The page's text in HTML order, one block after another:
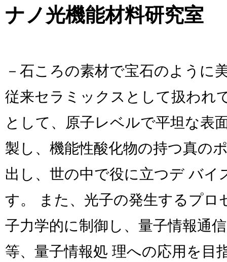
ナノ光機能材料研究室
－石ころの素材で宝石のように
従来セラミックスとして扱われ
として、原子レベルで平坦な表
製し、機能性酸化物の持つ真の
出し、世の中で役に立つデ バイ
す。 また、光子の発生するプロ
子力学的に制御し、量子情報通
等、量子情報処 理への応用を目